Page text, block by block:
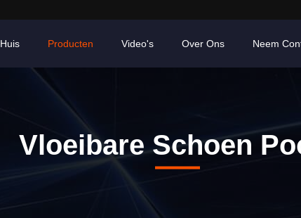
Huis Producten Video's Over Ons Neem
Vloeibare Schoen